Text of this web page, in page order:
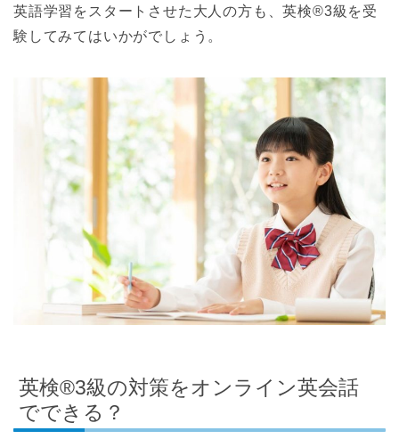
英語学習をスタートさせた大人の方も、英検®3級を受
験してみてはいかがでしょう。
英検®3級の対策をオンライン英会話
でできる？